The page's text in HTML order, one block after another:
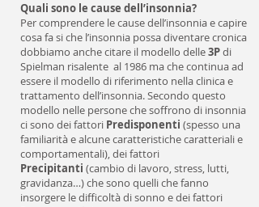
Quali sono le cause dell’insonnia?
Per comprendere le cause dell’insonnia e capire
cosa fa si che l’insonnia possa diventare cronica
dobbiamo anche citare il modello delle3Pdi
Spielman risalente al 1986 ma che continua ad
essere il modello di riferimento nella clinica e
trattamento dell’insonnia. Secondo questo
modello nelle persone che soffrono di insonnia
ci sono dei fattori Predisponenti (spesso una
familiarità e alcune caratteristiche caratteriali e
comportamentali), dei fattori
Precipitanti (cambio di lavoro, stress, lutti,
gravidanza…) che sono quelli che fanno
insorgere le difficoltà di sonno e dei fattori